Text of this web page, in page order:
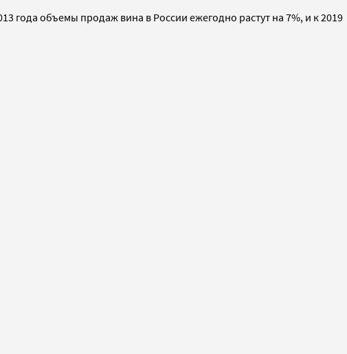
года объемы продаж вина в России ежегодно растут на 7%, и к 2019